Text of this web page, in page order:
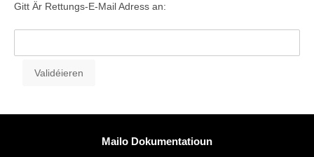
Gitt Är Rettungs-E-Mail Adress an:
Méi InformatiounenMailo Dokumentatioun